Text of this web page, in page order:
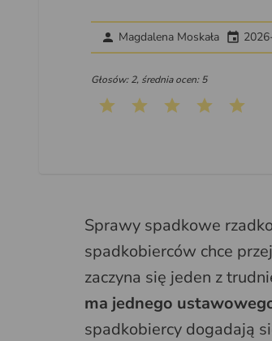
Magdalena Moskała
Głosów: 2, średnia ocen: 5
Sprawy spadkowe
spadkobierców chce
zaczyna się jeden z
ma jednego
spadkobiercy dogadają